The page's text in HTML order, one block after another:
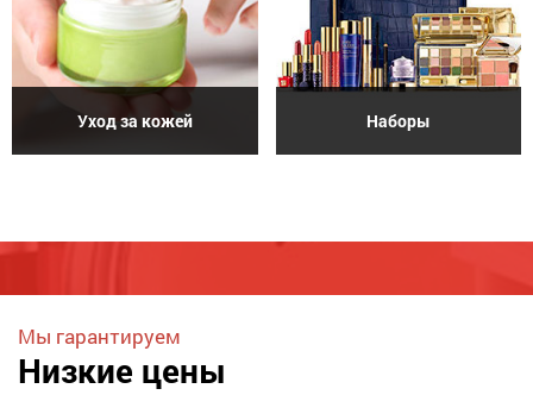
Уход за кожей Наборы
Мы гарантируем
Низкие цены